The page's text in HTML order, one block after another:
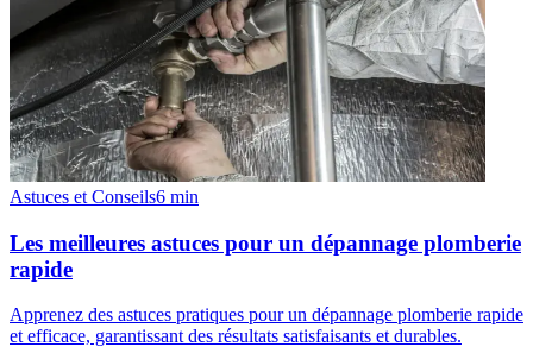
Astuces et Conseils6 min
Les meilleures astuces pour un dépannage plomberie
rapide
Apprenez des astuces pratiques pour un dépannage plomberie rapide
et efficace, garantissant des résultats satisfaisants et durables.